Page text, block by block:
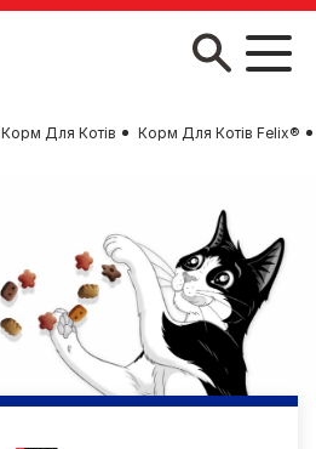
Корм Для Котів Корм Для Котів Felix®